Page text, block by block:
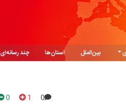
بین‌الملل استان‌ها
چند رسانه‌ای
0
1
0